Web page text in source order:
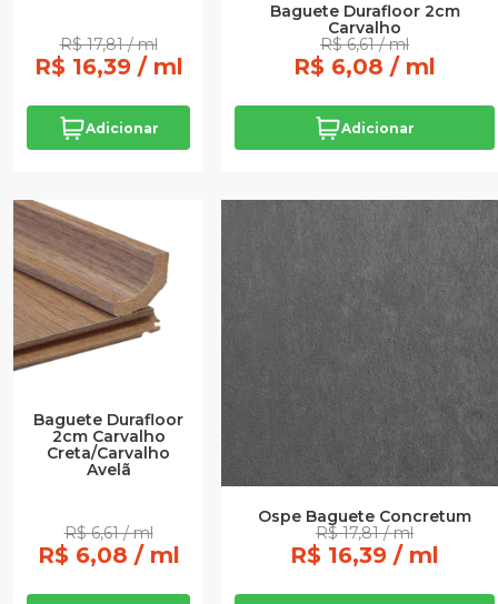
R$ 17,81 / ml
R$ 16,39 / ml
Adicionar
Baguete Durafloor 2cm
Carvalho
R$ 6,61 / ml
R$ 6,08 / ml
Adicionar
Baguete Durafloor
2cm Carvalho
Creta/Carvalho
Avelã
R$ 6,61 / ml
R$ 6,08 / ml
Ospe Baguete Concretum
R$ 17,81 / ml
R$ 16,39 / ml